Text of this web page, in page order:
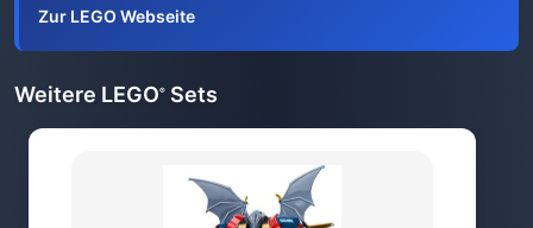
Zur LEGO Webseite
Weitere LEGO® Sets